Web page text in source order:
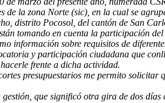
de la zona Norte (sic), en la cual se
distrito Pocosol, del cantón de San
tomando en cuenta la participación
información sobre requisitos de
y participación ciudadana que
frente a dicha actividad.
presupuestarios me permito
gestión, que significó otra gira de dos